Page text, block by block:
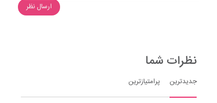
ارسال نظر
نظرات شما
جدیدترین پرامتیازترین